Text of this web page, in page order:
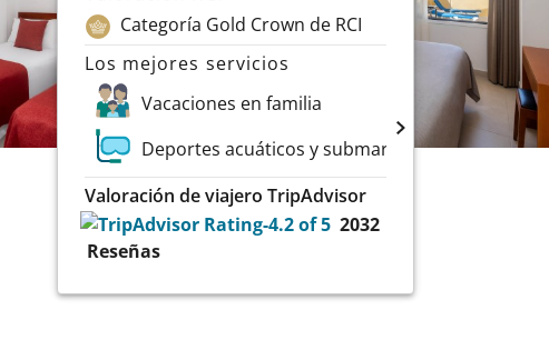
Categoría Gold Crown de RCI
Los mejores servicios
Vacaciones en familia
Deportes acuáticos y submarinismo
Valoración de viajero TripAdvisor
2032
Reseñas